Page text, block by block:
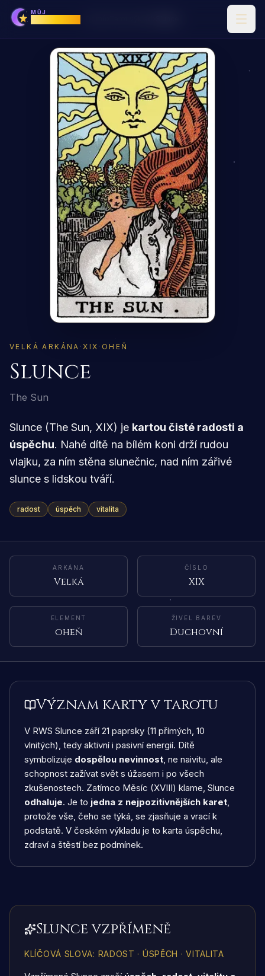
MŮJ
VELKÁ ARKÁNA ·XIX · OHEŇ
Slunce
The Sun
Slunce (The Sun, XIX) je kartou čisté radosti a
úspěchu. Nahé dítě na bílém koni drží rudou
vlajku, za ním stěna slunečnic, nad ním zářivé
slunce s lidskou tváří.
radost úspěch vitalita
ARKÁNA
Velká
ČÍSLO
XIX
ELEMENT
oheň
ŽIVEL BAREV
Duchovní
Význam karty v tarotu
V RWS Slunce září 21 paprsky (11 přímých, 10
vlnitých), tedy aktivní i pasivní energií. Dítě
symbolizuje dospělou nevinnost, ne naivitu, ale
schopnost zažívat svět s úžasem i po všech
zkušenostech. Zatímco Měsíc (XVIII) klame, Slunce
odhaluje. Je to jedna z nejpozitivnějších karet,
protože vše, čeho se týká, se zjasňuje a vrací k
podstatě. V českém výkladu je to karta úspěchu,
zdraví a štěstí bez podmínek.
Slunce vzpřímeně
KLÍČOVÁ SLOVA: RADOST · ÚSPĚCH · VITALITA